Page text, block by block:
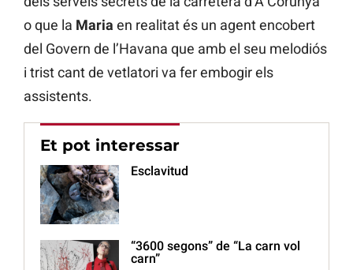
o que la Maria en realitat és un agent encobert
del Govern de l’Havana que amb el seu melodiós
i trist cant de vetlatori va fer embogir els
assistents.
Et pot interessar
Esclavitud
“3600 segons” de “La carn vol
carn”